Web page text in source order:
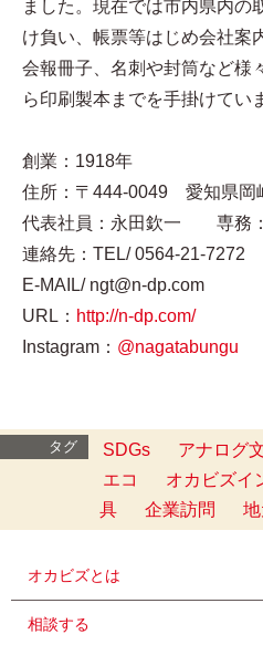
ました。現在では市内県内の
け負い、帳票等はじめ会社案
会報冊子、名刺や封筒など様
ら印刷製本までを手掛けてい
創業：1918年
住所：〒444-0049 愛知県岡
代表社員：永田欽一 専務
連絡先：TEL/ 0564-21-
E-MAIL/ ngt@n-dp.com
URL： http://n-dp.com/
Instagram： @nagatabungu
タグ SDGs アナログ
エコ
オカビズイ
具
企業訪問
オカビズとは
相談する